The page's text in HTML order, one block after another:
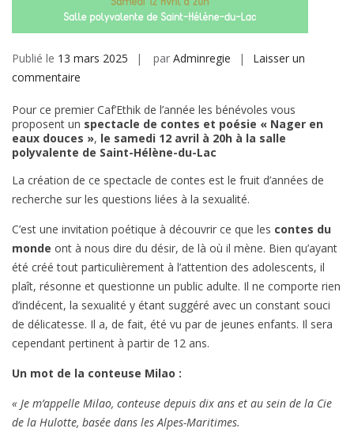
Publié le 13 mars 2025 par Adminregie
Laisser un
commentaire
12
avril
2025
Spectacle
contes
et
poésie
Pour ce premier Caf’Ethik de l’année les bénévoles vous
proposent un spectacle de contes et poésie « Nager en
eaux douces », le samedi 12 avril à 20h à la salle
polyvalente de Saint-Hélène-du-Lac
La création de ce spectacle de contes est le fruit d’années de
recherche sur les questions liées à la sexualité.
C’est une invitation poétique à découvrir ce que les contes du
monde ont à nous dire du désir, de là où il mène. Bien qu’ayant
été créé tout particulièrement à l’attention des adolescents, il
plaît, résonne et questionne un public adulte. Il ne comporte rien
d’indécent, la sexualité y étant suggéré avec un constant souci
de délicatesse. Il a, de fait, été vu par de jeunes enfants. Il sera
cependant pertinent à partir de 12 ans.
Un mot de la conteuse Milao :
« Je m’appelle Milao, conteuse depuis dix ans et au sein de la Cie
de la Hulotte, basée dans les Alpes-Maritimes.